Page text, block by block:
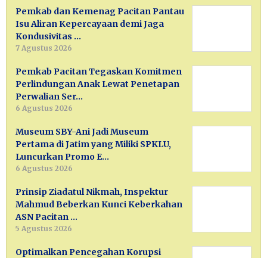
Pemkab dan Kemenag Pacitan Pantau
Isu Aliran Kepercayaan demi Jaga
Kondusivitas …
7 Agustus 2026
Pemkab Pacitan Tegaskan Komitmen
Perlindungan Anak Lewat Penetapan
Perwalian Ser…
6 Agustus 2026
Museum SBY-Ani Jadi Museum
Pertama di Jatim yang Miliki SPKLU,
Luncurkan Promo E…
6 Agustus 2026
Prinsip Ziadatul Nikmah, Inspektur
Mahmud Beberkan Kunci Keberkahan
ASN Pacitan …
5 Agustus 2026
Optimalkan Pencegahan Korupsi